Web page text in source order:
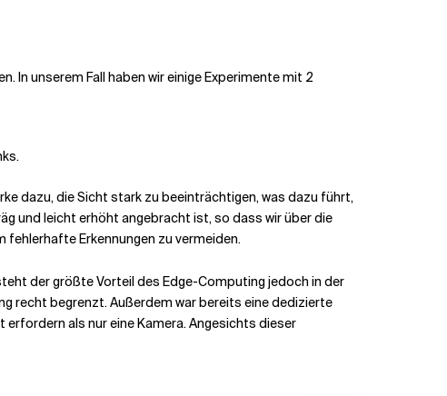
In unserem Fall haben wir einige Experimente mit 2
dazu, die Sicht stark zu beeinträchtigen, was dazu führt,
und leicht erhöht angebracht ist, so dass wir über die
fehlerhafte Erkennungen zu vermeiden.
der größte Vorteil des Edge-Computing jedoch in der
recht begrenzt. Außerdem war bereits eine dedizierte
als nur eine Kamera. Angesichts dieser